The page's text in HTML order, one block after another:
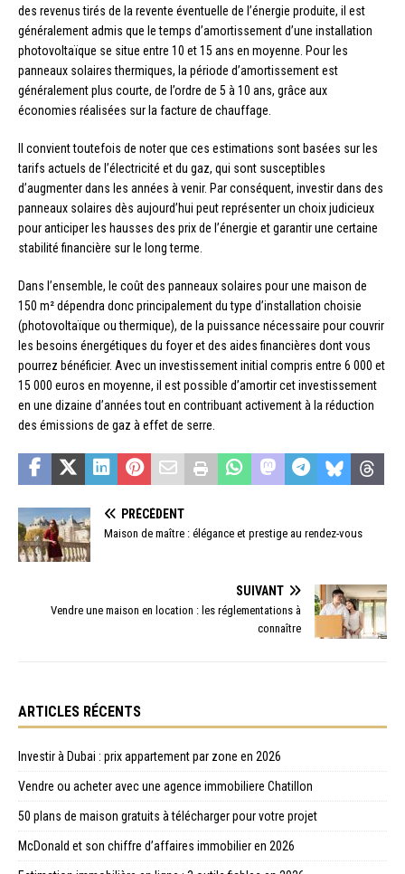
des revenus tirés de la revente éventuelle de l’énergie produite, il est
généralement admis que le temps d’amortissement d’une installation
photovoltaïque se situe entre 10 et 15 ans en moyenne. Pour les
panneaux solaires thermiques, la période d’amortissement est
généralement plus courte, de l’ordre de 5 à 10 ans, grâce aux
économies réalisées sur la facture de chauffage.
Il convient toutefois de noter que ces estimations sont basées sur les
tarifs actuels de l’électricité et du gaz, qui sont susceptibles
d’augmenter dans les années à venir. Par conséquent, investir dans des
panneaux solaires dès aujourd’hui peut représenter un choix judicieux
pour anticiper les hausses des prix de l’énergie et garantir une certaine
stabilité financière sur le long terme.
Dans l’ensemble, le coût des panneaux solaires pour une maison de
150 m² dépendra donc principalement du type d’installation choisie
(photovoltaïque ou thermique), de la puissance nécessaire pour couvrir
les besoins énergétiques du foyer et des aides financières dont vous
pourrez bénéficier. Avec un investissement initial compris entre 6 000 et
15 000 euros en moyenne, il est possible d’amortir cet investissement
en une dizaine d’années tout en contribuant activement à la réduction
des émissions de gaz à effet de serre.
PRÉCÉDENT
Maison de maître : élégance et prestige au rendez-vous
SUIVANT
Vendre une maison en location : les réglementations à
connaître
ARTICLES RÉCENTS
Investir à Dubai : prix appartement par zone en 2026
Vendre ou acheter avec une agence immobiliere Chatillon
50 plans de maison gratuits à télécharger pour votre projet
McDonald et son chiffre d’affaires immobilier en 2026